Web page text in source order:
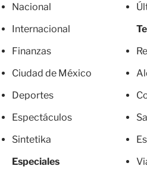
Nacional
Internacional
Finanzas
Ciudad de México
Deportes
Espectáculos
Sintetika
Especiales